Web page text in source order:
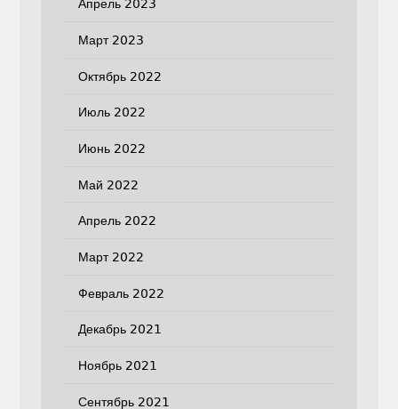
Апрель 2023
Март 2023
Октябрь 2022
Июль 2022
Июнь 2022
Май 2022
Апрель 2022
Март 2022
Февраль 2022
Декабрь 2021
Ноябрь 2021
Сентябрь 2021